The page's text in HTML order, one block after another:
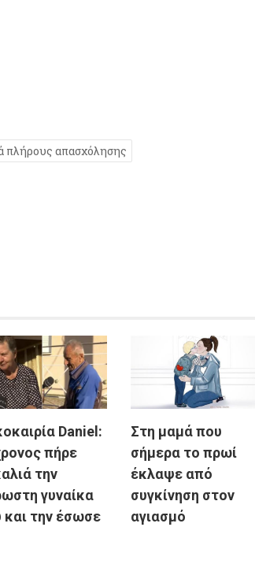
πλήρους απασχόλησης
Daniel:
πήρε
την
γυναίκα
και την έσωσε
Στη μαμά που
σήμερα το πρωί
έκλαψε από
συγκίνηση στον
αγιασμό